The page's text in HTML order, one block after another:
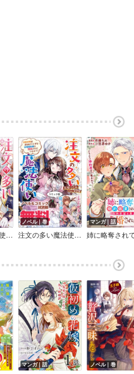
注文の多い魔法使い 契約花嫁はおねだり上手な最強魔術師に溺愛されています！？【電子限定描き下ろし付き】
ノベル｜巻
注文の多い魔法使い 契約花嫁はおねだり上手な最強魔術師に溺愛されています！？ ノベル＆コミック試読版
マンガ｜話
マンガ｜話 ノベル｜巻